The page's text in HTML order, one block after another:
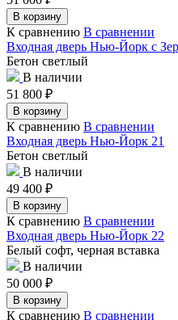
В корзину
К сравнению В сравнении
Входная дверь Нью-Йорк с
Бетон светлый
В наличии
51 800 ₽
В корзину
К сравнению В сравнении
Входная дверь Нью-Йорк 21
Бетон светлый
В наличии
49 400 ₽
В корзину
К сравнению В сравнении
Входная дверь Нью-Йорк 22
Белый софт, черная вставка
В наличии
50 000 ₽
В корзину
К сравнению В сравнении